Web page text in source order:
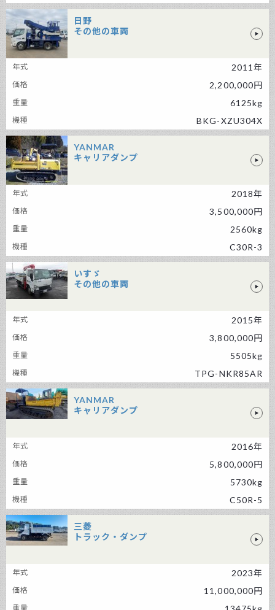
日野
その他の車両
2011年
2,200,000円
6125kg
BKG-XZU304X
YANMAR
キャリアダンプ
2018年
3,500,000円
2560kg
C30R-3
いすゞ
その他の車両
2015年
3,800,000円
5505kg
TPG-NKR85AR
YANMAR
キャリアダンプ
2016年
5,800,000円
5730kg
C50R-5
三菱
トラック・ダンプ
2023年
11,000,000円